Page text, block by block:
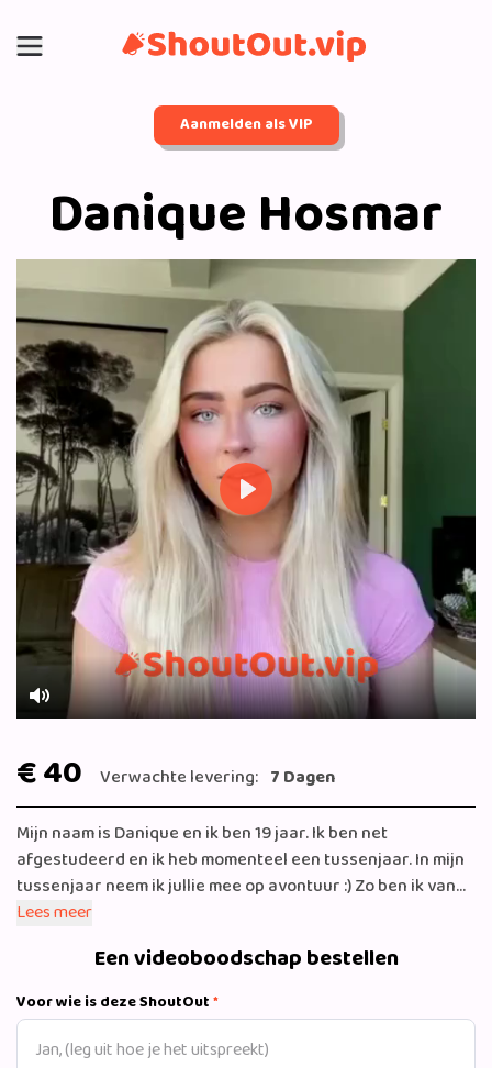
Aanmelden als VIP
Danique Hosmar
Mute
Play
€ 40 Verwachte levering: 7 Dagen
Mijn naam is Danique en ik ben 19 jaar. Ik ben net
afgestudeerd en ik heb momenteel een tussenjaar. In mijn
tussenjaar neem ik jullie mee op avontuur :) Zo ben ik van
plan om veel te reizen en mensen te inspireren om de
sportschool te vinden en dit zie je zeker terug op mijn
kanaal. Ook ben ik altijd in voor een feestje! 🥳
Lees meer
Een videoboodschap bestellen
Voor wie is deze ShoutOut*